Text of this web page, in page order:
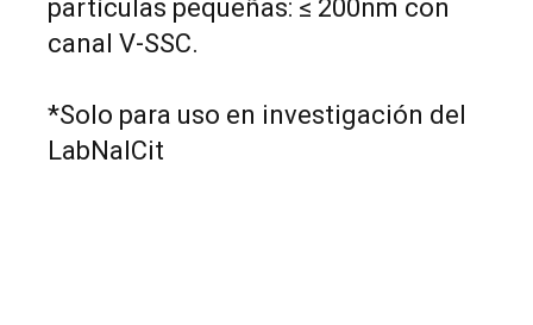
partículas pequeñas: ≤ 200nm con
canal V-SSC.
*Solo para uso en investigación del
LabNalCit